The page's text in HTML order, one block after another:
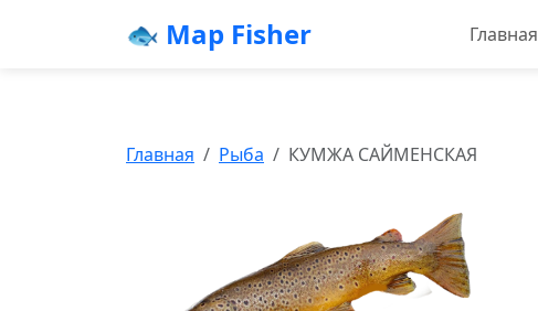
🐟 Map Fisher Главная
Главная Рыба КУМЖА САЙМЕНСКАЯ